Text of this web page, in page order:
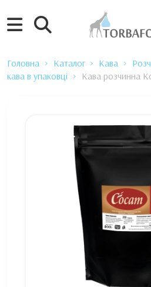
Головна Каталог Кава
кава в упаковці
Кава розчинна